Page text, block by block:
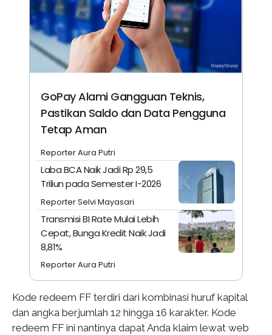
GoPay Alami Gangguan Teknis,
Pastikan Saldo dan Data Pengguna
Tetap Aman
Reporter Aura Putri
Laba BCA Naik Jadi Rp 29,5
Triliun pada Semester I-2026
Reporter Selvi Mayasari
Transmisi BI Rate Mulai Lebih
Cepat, Bunga Kredit Naik Jadi
8,81%
Reporter Aura Putri
Kode redeem FF terdiri dari kombinasi huruf kapital
dan angka berjumlah 12 hingga 16 karakter. Kode
redeem FF ini nantinya dapat Anda klaim lewat web